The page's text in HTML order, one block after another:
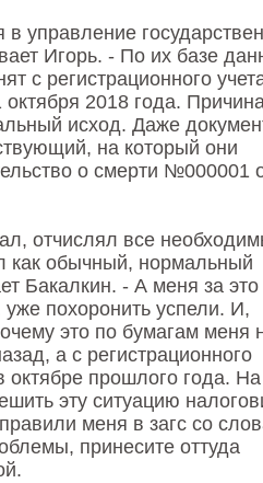
в управление
Игорь. - По их базе
с регистрационного
октября 2018 года.
исход. Даже
на который они
о смерти №000001
отчислял все
как обычный, нормальный
Бакалкин. - А меня за это
похоронить успели. И,
это по бумагам меня
а с регистрационного
октябре прошлого года.
эту ситуацию
меня в загс со
принесите оттуда